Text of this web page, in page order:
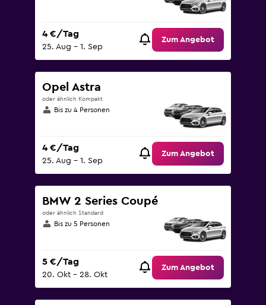
4 €/Tag
25. Aug – 1. Sep
Zum Angebot
Opel Astra
oder ähnlich Kompakt
Bis zu 4 Personen
4 €/Tag
25. Aug – 1. Sep
Zum Angebot
BMW 2 Series Coupé
oder ähnlich Standard
Bis zu 5 Personen
5 €/Tag
20. Okt – 28. Okt
Zum Angebot